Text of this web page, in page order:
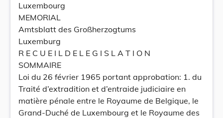
II).
Luxembourg
MEMORIAL
Amtsblatt des Großherzogtums
Luxemburg
R E C U E I L D E L E G I S L A T I O N
SOMMAIRE
Loi du 26 février 1965 portant approbation: 1. du
Traité d’extradition et d’entraide judiciaire en
matière pénale entre le Royaume de Belgique, le
Grand-Duché de Luxembourg et le Royaume des